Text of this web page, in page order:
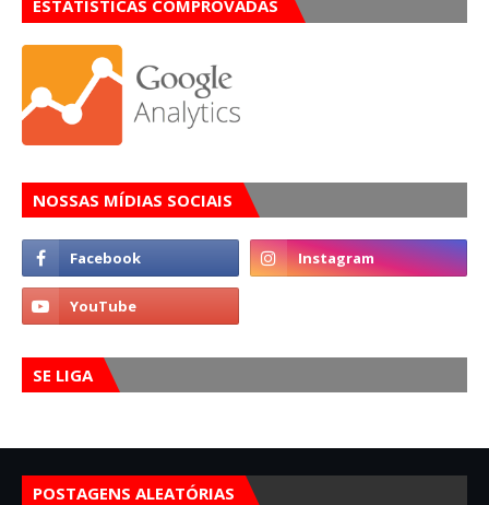
ESTATÍSTICAS COMPROVADAS
NOSSAS MÍDIAS SOCIAIS
SE LIGA
POSTAGENS ALEATÓRIAS